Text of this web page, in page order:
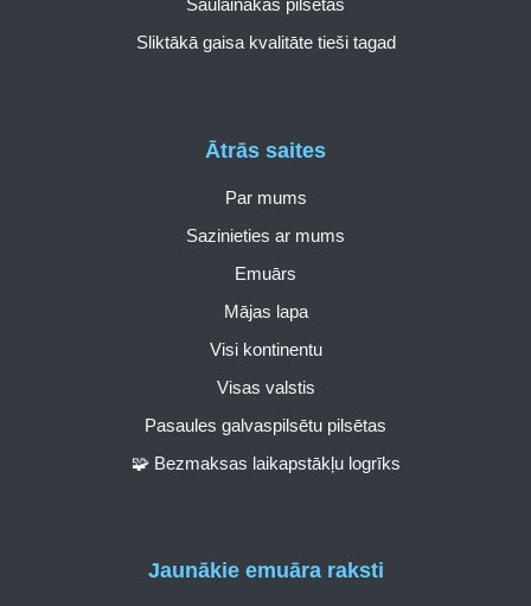
Ātrās saites
Par mums
Sazinieties ar mums
Emuārs
Mājas lapa
Visi kontinentu
Visas valstis
Pasaules galvaspilsētu pilsētas
🧩 Bezmaksas laikapstākļu logrīks
Saulainākās pilsētas
Sliktākā gaisa kvalitāte tieši tagad
Jaunākie emuāra raksti